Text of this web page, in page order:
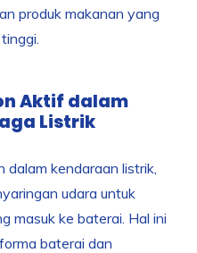
produk makanan yang
Aktif dalam
Listrik
dalam kendaraan listrik,
udara untuk
masuk ke baterai. Hal ini
baterai dan